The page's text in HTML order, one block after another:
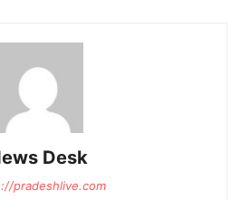
Desk
pradeshlive.com